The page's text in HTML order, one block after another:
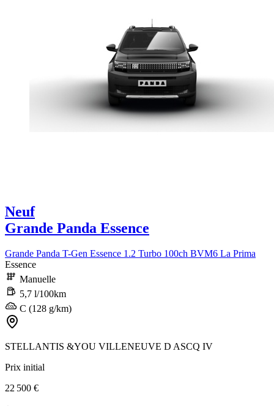
Neuf
Grande Panda Essence
Grande Panda T-Gen Essence 1.2 Turbo 100ch BVM6 La Prima
Essence
Manuelle
5,7 l/100km
C (128 g/km)
STELLANTIS &YOU VILLENEUVE D ASCQ IV
Prix initial
22 500 €